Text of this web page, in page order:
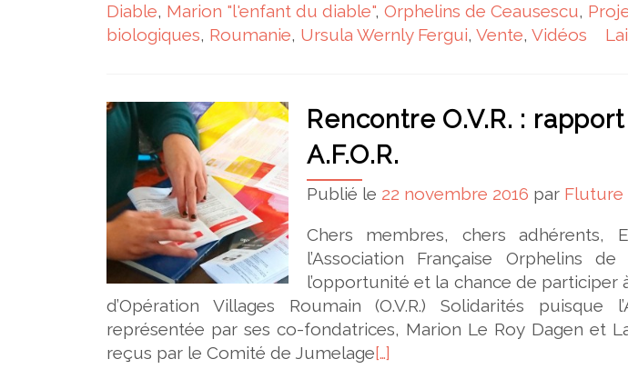
Diable, Marion "l'enfant du diable", Orphelins de Ceausescu,
biologiques, Roumanie, Ursula Wernly Fergui, Vente, Vidéos
Rencontre O.V.R. :
A.F.O.R.
Publié le 22 novembre 2016 par Fluture
Chers membres, chers adhérents,
l’Association Française Orphelins de
l’opportunité et la chance de participer
d’Opération Villages Roumain (O.V.R.) Solidarités puisque
représentée par ses co-fondatrices, Marion Le Roy Dagen et
reçus par le Comité de Jumelage[…]